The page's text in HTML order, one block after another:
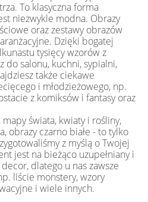
To klasyczna forma
niezwykle modna. Obrazy
oraz zestawy obrazów
Dzięki bogatej
tysięcy wzorów z
do salonu, kuchni, sypialni,
także ciekawe
i młodzieżowego, np.
z komiksów i fantasy oraz
świata, kwiaty i rośliny,
obrazy czarno białe - to tylko
z myślą o Twojej
jest na bieżąco uzupełniany i
dlatego u nas zawsze
liście monstery, wzory
i wiele innych.